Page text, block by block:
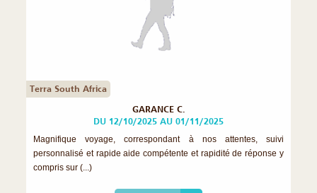
Terra South Africa
GARANCE C.
DU 12/10/2025 AU 01/11/2025
Magnifique voyage, correspondant à nos attentes, suivi
personnalisé et rapide aide compétente et rapidité de réponse y
compris sur (...)